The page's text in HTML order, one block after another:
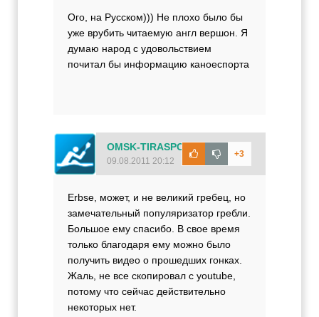
Ого, на Русском))) Не плохо было бы
уже врубить читаемую англ вершон. Я
думаю народ с удовольствием
почитал бы информацию каноеспорта
+3
OMSK-TIRASPOL
09.08.2011 20:12
Erbse, может, и не великий гребец, но
замечательный популяризатор гребли.
Большое ему спасибо. В свое время
только благодаря ему можно было
получить видео о прошедших гонках.
Жаль, не все скопировал с youtube,
потому что сейчас действительно
некоторых нет.